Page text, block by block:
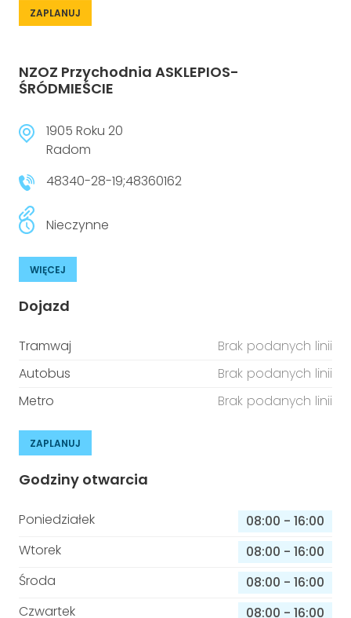
ZAPLANUJ
NZOZ Przychodnia ASKLEPIOS-
ŚRÓDMIEŚCIE
1905 Roku 20
Radom
48340-28-19;48360162
Nieczynne
WIĘCEJ
Dojazd
Tramwaj
Brak podanych linii
Autobus
Brak podanych linii
Metro
Brak podanych linii
ZAPLANUJ
Godziny otwarcia
Poniedziałek 08:00 - 16:00
Wtorek
08:00 - 16:00
Środa
08:00 - 16:00
Czwartek
08:00 - 16:00